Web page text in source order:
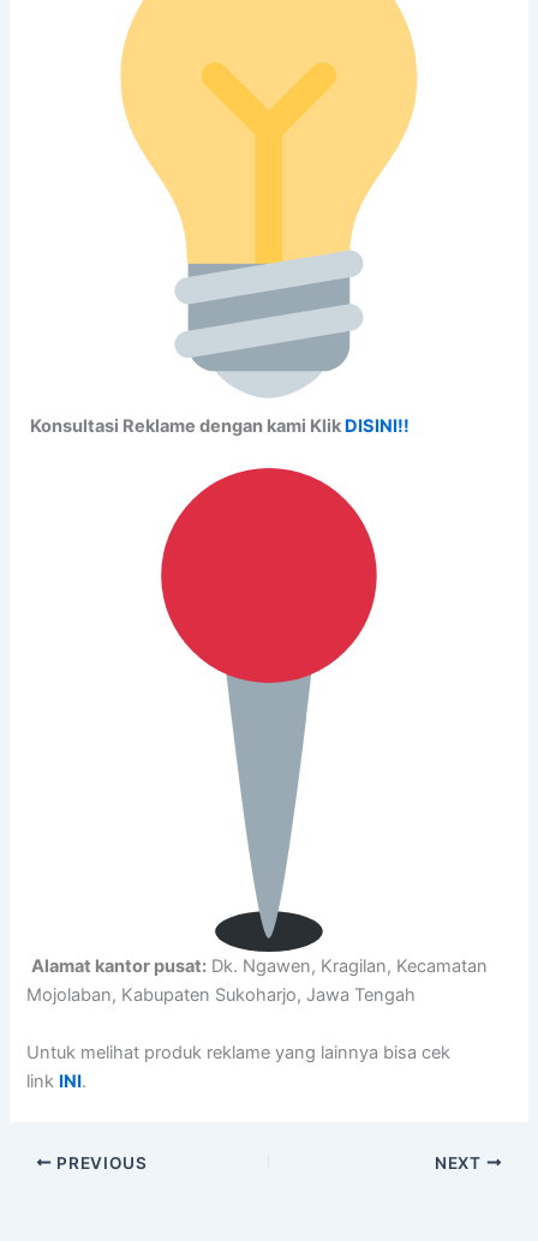
Konsultasi Reklame dengan kami Klik DISINI!!
Alamat kantor pusat: Dk. Ngawen, Kragilan, Kecamatan
Mojolaban, Kabupaten Sukoharjo, Jawa Tengah
Untuk melihat produk reklame yang lainnya bisa cek
link INI.
PREVIOUS NEXT